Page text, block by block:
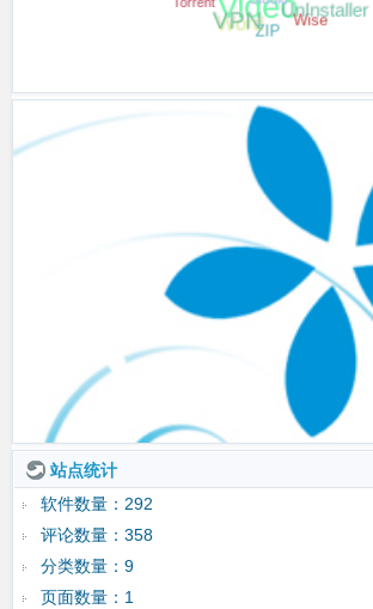
Tencent
Video
VPN
Wise
WordZIP
站点统计
软件数量：292
评论数量：358
分类数量：9
页面数量：1